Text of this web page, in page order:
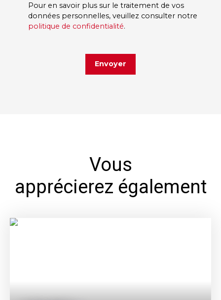
Pour en savoir plus sur le traitement de vos
données personnelles, veuillez consulter notre
politique de confidentialité.
Envoyer
Vous
apprécierez également